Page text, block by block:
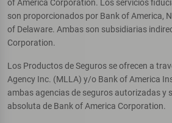
of America Corporation. Los servicios
son proporcionados por Bank of America,
of Delaware. Ambas son subsidiarias
Corporation.
Los Productos de Seguros se ofrecen a
Agency Inc. (MLLA) y/o Bank of America
ambas agencias de seguros autorizadas y
absoluta de Bank of America Corporation.